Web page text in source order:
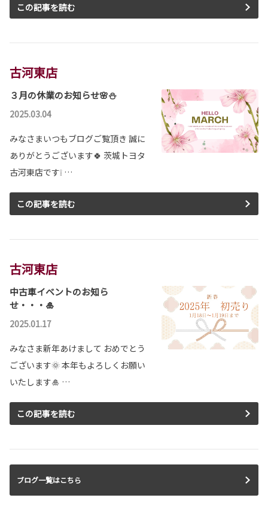
この記事を読む
古河東店
３月の休業のお知らせ🌸⛄
2025.03.04
みなさまいつもブログご覧頂き 誠に
ありがとうございます🍀 茨城トヨタ
古河東店です❕ …
この記事を読む
古河東店
中古車イベントのお知ら
せ・・・🎍
2025.01.17
みなさま新年あけまして おめでとう
ございます🌞 本年もよろしくお願い
いたします🎍 …
この記事を読む
ブログ一覧はこちら